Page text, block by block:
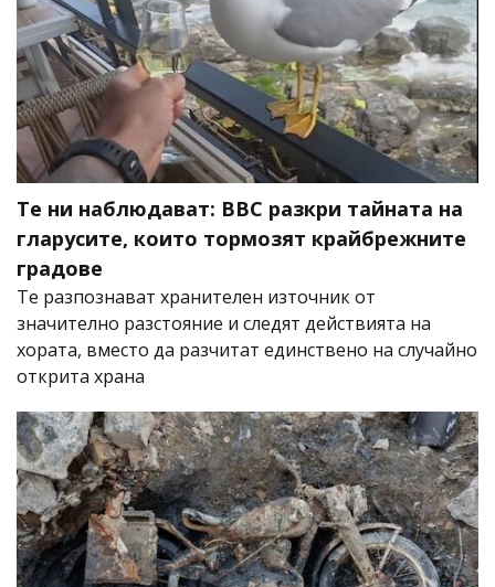
Те ни наблюдават: BBC разкри тайната на
гларусите, които тормозят крайбрежните
градове
Те разпознават хранителен източник от
значително разстояние и следят действията на
хората, вместо да разчитат единствено на случайно
открита храна